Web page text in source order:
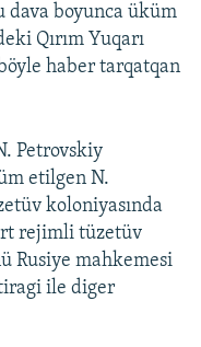
dava boyunca üküm
Qırım Yuqarı
haber tarqatqan
Petrovskiy
etilgen N.
koloniyasında
rejimli tüzetüv
Rusiye mahkemesi
ile diger